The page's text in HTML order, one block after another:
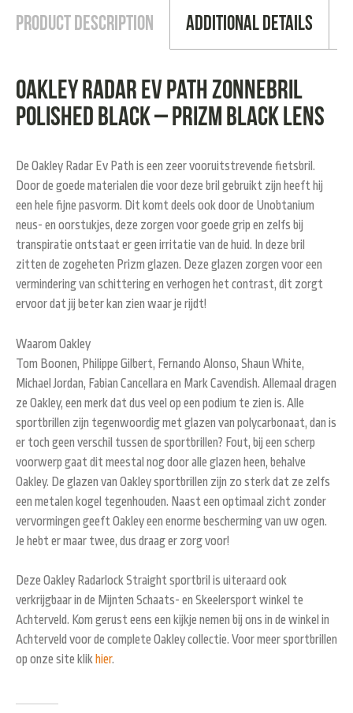
Product Description Additional Details
Oakley Radar EV path zonnebril
polished black – prizm black lens
De Oakley Radar Ev Path is een zeer vooruitstrevende fietsbril.
Door de goede materialen die voor deze bril gebruikt zijn heeft hij
een hele fijne pasvorm. Dit komt deels ook door de Unobtanium
neus- en oorstukjes, deze zorgen voor goede grip en zelfs bij
transpiratie ontstaat er geen irritatie van de huid. In deze bril
zitten de zogeheten Prizm glazen. Deze glazen zorgen voor een
vermindering van schittering en verhogen het contrast, dit zorgt
ervoor dat jij beter kan zien waar je rijdt!
Waarom Oakley
Tom Boonen, Philippe Gilbert, Fernando Alonso, Shaun White,
Michael Jordan, Fabian Cancellara en Mark Cavendish. Allemaal dragen
ze Oakley, een merk dat dus veel op een podium te zien is. Alle
sportbrillen zijn tegenwoordig met glazen van polycarbonaat, dan is
er toch geen verschil tussen de sportbrillen? Fout, bij een scherp
voorwerp gaat dit meestal nog door alle glazen heen, behalve
Oakley. De glazen van Oakley sportbrillen zijn zo sterk dat ze zelfs
een metalen kogel tegenhouden. Naast een optimaal zicht zonder
vervormingen geeft Oakley een enorme bescherming van uw ogen.
Je hebt er maar twee, dus draag er zorg voor!
Deze Oakley Radarlock Straight sportbril is uiteraard ook
verkrijgbaar in de Mijnten Schaats- en Skeelersport winkel te
Achterveld. Kom gerust eens een kijkje nemen bij ons in de winkel in
Achterveld voor de complete Oakley collectie. Voor meer sportbrillen
op onze site klik hier.